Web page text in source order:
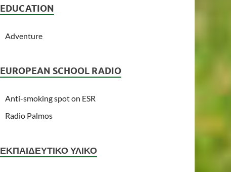
EDUCATION
Adventure
EUROPEAN SCHOOL RADIO
Anti-smoking spot on ESR
Radio Palmos
ΕΚΠΑΙΔΕΥΤΙΚΌ ΥΛΙΚΌ